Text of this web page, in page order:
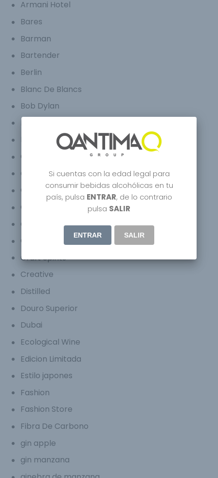
Armani Hotel
Bares
Barman
Bartender
Berlin
Blanc De Blancs
Bob Dylan
Bourbon
Breitling Endurance Pro
Carbon Bugatti
Carbon Champagne
CARM
Celebrity
Champagne Bugatti Chiron
Champagne Bugatti Veyron
Craft Spirits
Creative
Distilled
Douro Superior
Dubai
Ecological Wine
Edicion Limitada
Estilo japones
Fashion
Fashion Store
Fibra De Carbono
gin apple
gin manzana
Si cuentas con la edad legal para
consumir bebidas alcohólicas en tu
país, pulsa ENTRAR, de lo contrario
pulsa SALIR
ENTRAR SALIR